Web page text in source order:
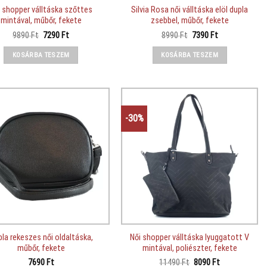
shopper válltáska szőttes
mintával, műbőr, fekete
9890Ft Original
was:
9890 Ft.
7290 FtCurrent
is:
7290 Ft.
KOSÁRBA TESZEM
Silvia Rosa női válltáska elöl dupla
zsebbel, műbőr, fekete
8990Ft Original
was:
8990 Ft.
7390 FtCurrent
is:
7390 Ft.
KOSÁRBA TESZEM
rekeszes női oldaltáska,
műbőr, fekete
7690 Ft
-30%
Női shopper válltáska lyuggatott V
mintával, poliészter, fekete
11490Ft Original
8090 FtCurrent